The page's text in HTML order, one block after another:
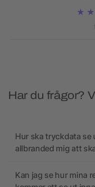
Har du frågor?
Hur ska tryckdata se
allbranded mig att
Kan jag se hur mina